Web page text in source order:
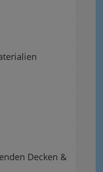
Decken &